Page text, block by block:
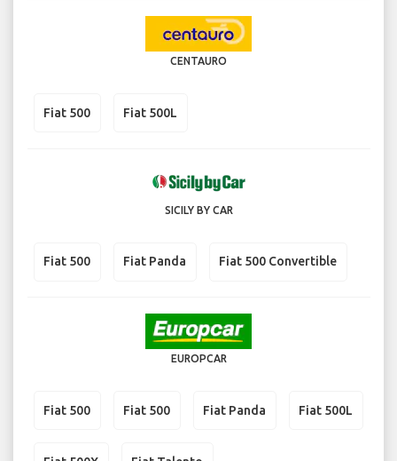
CENTAURO
Fiat 500 Fiat 500L
SICILY BY CAR
Fiat 500 Fiat Panda Fiat 500 Convertible
EUROPCAR
Fiat 500 Fiat 500 Fiat Panda Fiat 500L